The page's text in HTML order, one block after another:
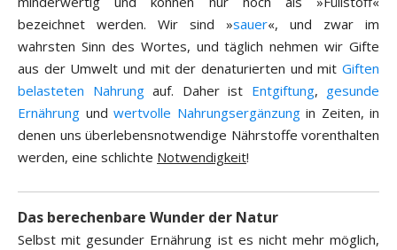
bezeichnet werden. Wir sind »sauer«, und zwar im
wahrsten Sinn des Wortes, und täglich nehmen wir Gifte
aus der Umwelt und mit der denaturierten und mit Giften
belasteten Nahrungauf. Daher ist Entgiftung, gesunde
Ernährung und wertvolle Nahrungsergänzungin Zeiten, in
denen uns überlebensnotwendige Nährstoffe vorenthalten
werden, eine schlichte Notwendigkeit!
Das berechenbare Wunder der Natur
Selbst mit gesunder Ernährung ist es nicht mehr möglich,